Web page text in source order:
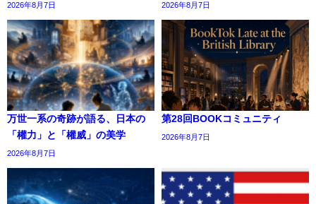
2026年8月7日 2026年8月7日
万世一系の奇跡が語る、日本の
「權力」と「權威」の美学
2026年8月7日
第28回BOOKコミュニティ
2026年8月7日